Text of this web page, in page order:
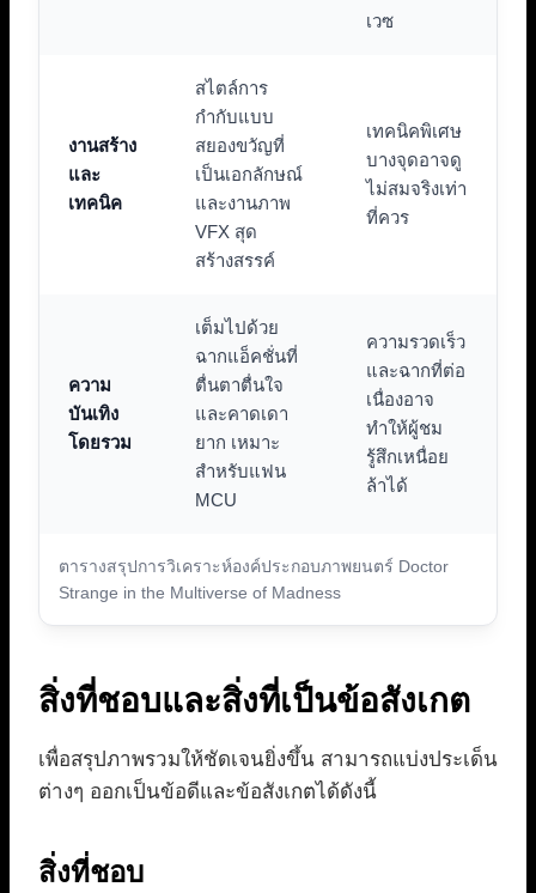
ตารางสรุปการวิเคราะห์องค์ประกอบภาพยนตร์ Doctor
Strange in the Multiverse of Madness
เวซ
งานสร้าง
และ
เทคนิค
สไตล์การ
กำกับแบบ
สยองขวัญที่
เป็นเอกลักษณ์
และงานภาพ
VFX สุด
สร้างสรรค์
เทคนิคพิเศษ
บางจุดอาจดู
ไม่สมจริงเท่า
ที่ควร
ความ
บันเทิง
โดยรวม
เต็มไปด้วย
ฉากแอ็คชั่นที่
ตื่นตาตื่นใจ
และคาดเดา
ยาก เหมาะ
สำหรับแฟน
MCU
ความรวดเร็ว
และฉากที่ต่อ
เนื่องอาจ
ทำให้ผู้ชม
รู้สึกเหนื่อย
ล้าได้
สิ่งที่ชอบและสิ่งที่เป็นข้อสังเกต
เพื่อสรุปภาพรวมให้ชัดเจนยิ่งขึ้น สามารถแบ่งประเด็น
ต่างๆ ออกเป็นข้อดีและข้อสังเกตได้ดังนี้
สิ่งที่ชอบ